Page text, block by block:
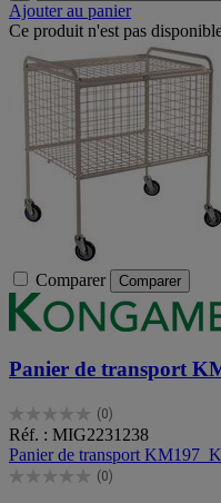
Ajouter au panier
Ce produit n'est pas
Comparer Comparer
Panier de transport
(0)
0.0
sur
5
étoiles.
Réf. : MIG2231238
Panier de transport
(0)
0.0